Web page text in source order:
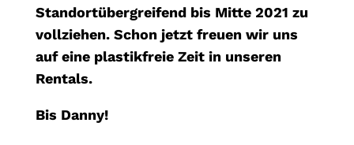
Standortübergreifend bis Mitte 2021 zu
vollziehen. Schonjetzt freuen wir uns
auf eine plastikfreie Zeit in unseren
Rentals.
Bis Danny!